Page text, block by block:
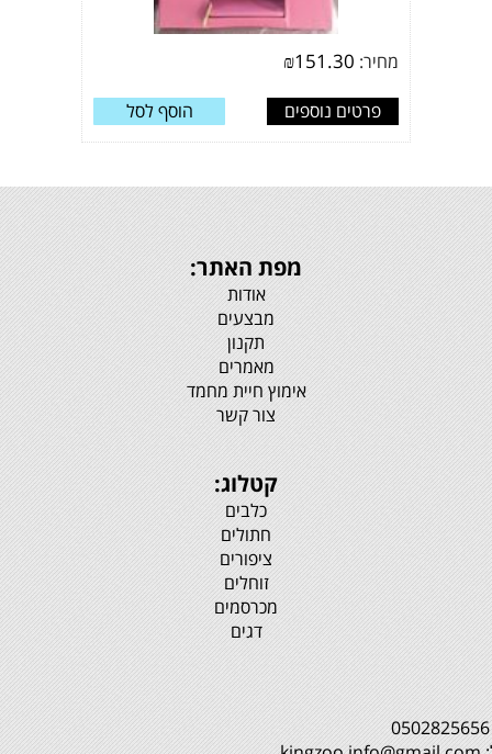
מחיר: ₪151.30
פרטים נוספים הוסף לסל
מפת האתר:
אודות
מבצעים
תקנון
מאמרים
אימוץ חיית מחמד
צור קשר
קטלוג:
כלבים
חתולים
ציפורים
זוחלים
מכרסמים
דגים